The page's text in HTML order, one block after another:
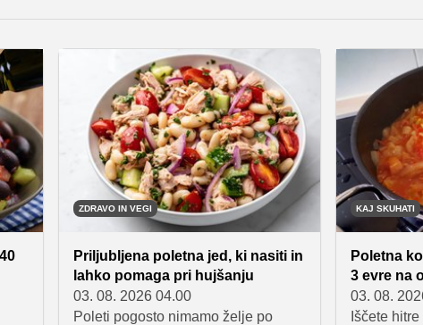
ZDRAVO IN VEGI
Priljubljena poletna jed, ki nasiti in
lahko pomaga pri hujšanju
03. 08. 2026 04.00
Poleti pogosto nimamo želje po
KAJ SKUHATI
Poletna
3 evre na
03. 08.
Iščete